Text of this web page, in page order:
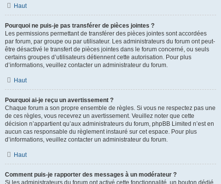
Haut
Pourquoi ne puis-je pas transférer de pièces jointes ?
Les permissions permettant de transférer des pièces jointes sont accordées
par forum, par groupe ou par utilisateur. Les administrateurs du forum ont peut-
être désactivé le transfert de pièces jointes dans le forum concerné, ou seuls
certains groupes d’utilisateurs détiennent cette autorisation. Pour plus
d’informations, veuillez contacter un administrateur du forum.
Haut
Pourquoi ai-je reçu un avertissement ?
Chaque forum a son propre ensemble de règles. Si vous ne respectez pas une
de ces règles, vous recevrez un avertissement. Veuillez noter que cette
décision n’appartient qu’aux administrateurs du forum, phpBB Limited n’est en
aucun cas responsable du règlement instauré sur cet espace. Pour plus
d’informations, veuillez contacter un administrateur du forum.
Haut
Comment puis-je rapporter des messages à un modérateur ?
Si les administrateurs du forum ont activé cette fonctionnalité, un bouton dédié